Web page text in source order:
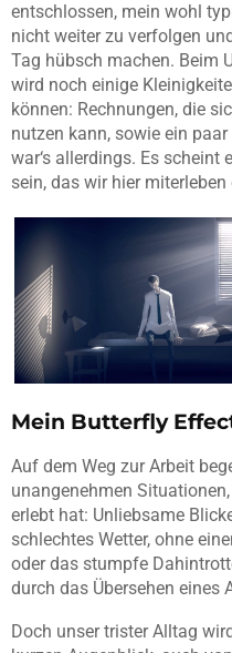
entschlossen, mein wohl
nicht weiter zu verfolgen
Tag hübsch machen. Beim
wird noch einige
können: Rechnungen, die
nutzen kann, sowie ein
war‘s allerdings. Es scheint
sein, das wir hier miterleben
Mein Butterfly
Auf dem Weg zur Arbeit
unangenehmen
erlebt hat: Unliebsame
schlechtes Wetter, ohne
oder das stumpfe
durch das Übersehen
Doch unser trister Alltag